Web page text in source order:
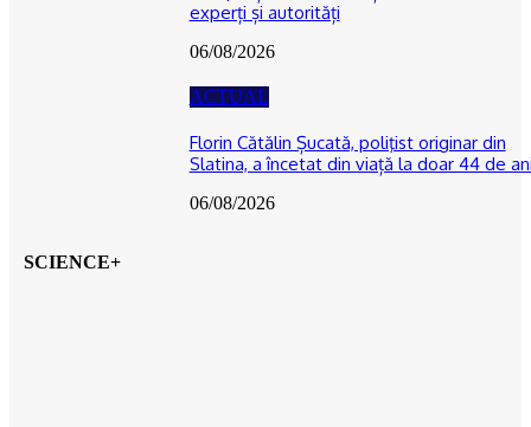
experți și autorități
06/08/2026
ACTUAL
Florin Cătălin Șucată, poliţist originar din
Slatina, a încetat din viață la doar 44 de
06/08/2026
SCIENCE+